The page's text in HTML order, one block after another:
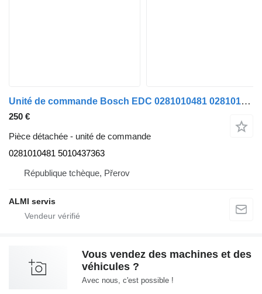
Unité de commande Bosch EDC 0281010481 0281010481 5010437363 pour tracteur routier Renault MAGNUM 440 E-TECH
250 €
Pièce détachée - unité de commande
0281010481 5010437363
République tchèque, Přerov
ALMI servis
Vous vendez des machines et des
véhicules ?
Avec nous, c'est possible !